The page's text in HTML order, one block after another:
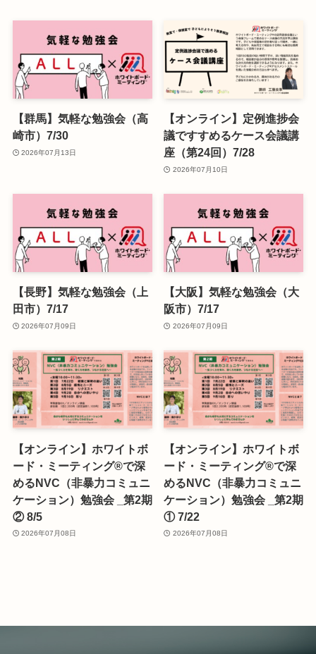
【群馬】気軽な勉強会（高
崎市）7/30
2026年07月13日
【オンライン】定例進捗会
議ですすめるケース会議講
座（第24回）7/28
2026年07月10日
【長野】気軽な勉強会（上
田市）7/17
2026年07月09日
【大阪】気軽な勉強会（大
阪市）7/17
2026年07月09日
【オンライン】ホワイトボ
ード・ミーティング®で深
めるNVC（非暴力コミュニ
ケーション）勉強会 _第2期
② 8/5
2026年07月08日
【オンライン】ホワイトボ
ード・ミーティング®で深
めるNVC（非暴力コミュニ
ケーション）勉強会 _第2期
① 7/22
2026年07月08日